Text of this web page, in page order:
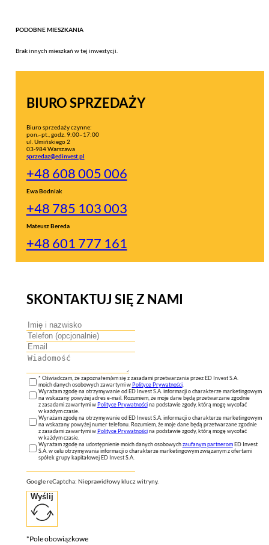
PODOBNE MIESZKANIA
Brak innych mieszkań w tej inwestycji.
BIURO SPRZEDAŻY
Biuro sprzedaży czynne:
pon.–pt., godz. 9:00–17:00
ul. Umińskiego 2
03-984 Warszawa
sprzedaz@edinvest.pl
+48 608 005 006
Ewa Bodniak
+48 785 103 003
Mateusz Bereda
+48 601 777 161
SKONTAKTUJ SIĘ Z NAMI
* Oświadczam, że zapoznałem/am się z zasadami przetwarzania przez ED Invest S.A.
moich danych osobowych zawartymi wPolityce Prywatności.
Wyrażam zgodę na otrzymywanie od ED Invest S.A. informacji o charakterze marketingowym
na wskazany powyżej adres e-mail. Rozumiem, że moje dane będą przetwarzane zgodnie
z zasadami zawartymi wPolityce Prywatnościna podstawie zgody, którą mogę wycofać
w każdym czasie.
Wyrażam zgodę na otrzymywanie od ED Invest S.A. informacji o charakterze marketingowym
na wskazany powyżej numer telefonu. Rozumiem, że moje dane będą przetwarzane zgodnie
z zasadami zawartymi wPolityce Prywatnościna podstawie zgody, którą mogę wycofać
w każdym czasie.
Wyrażam zgodę na udostępnienie moich danych osobowychzaufanym partneromED Invest
S.A. w celu otrzymywania informacji o charakterze marketingowym związanym z ofertami
spółek grupy kapitałowej ED Invest S.A.
Google reCaptcha: Nieprawidłowy klucz witryny.
Wyślij
*Pole obowiązkowe